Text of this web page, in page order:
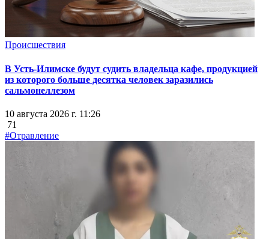
Происшествия
В Усть-Илимске будут судить владельца кафе, продукцией
из которого больше десятка человек заразились
сальмонеллезом
10 августа 2026 г. 11:26
71
#Отравление